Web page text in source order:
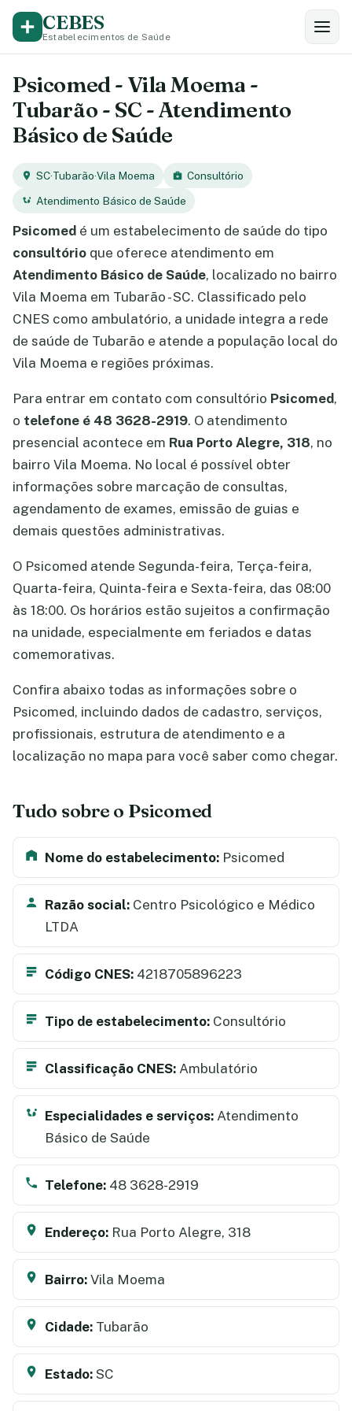
CEBES
Estabelecimentos de Saúde
Psicomed - Vila Moema -
Tubarão - SC - Atendimento
Básico de Saúde
SC·Tubarão·Vila Moema
Consultório
Atendimento Básico de Saúde
Psicomed é um estabelecimento de saúde do tipo
consultório que oferece atendimento em
Atendimento Básico de Saúde, localizado no bairro
Vila Moema em Tubarão - SC. Classificado pelo
CNES como ambulatório, a unidade integra a rede
de saúde de Tubarão e atende a população local do
Vila Moema e regiões próximas.
Para entrar em contato com consultório Psicomed,
o telefone é 48 3628-2919. O atendimento
presencial acontece em Rua Porto Alegre, 318, no
bairro Vila Moema. No local é possível obter
informações sobre marcação de consultas,
agendamento de exames, emissão de guias e
demais questões administrativas.
O Psicomed atende Segunda-feira, Terça-feira,
Quarta-feira, Quinta-feira e Sexta-feira, das 08:00
às 18:00. Os horários estão sujeitos a confirmação
na unidade, especialmente em feriados e datas
comemorativas.
Confira abaixo todas as informações sobre o
Psicomed, incluindo dados de cadastro, serviços,
profissionais, estrutura de atendimento e a
localização no mapa para você saber como chegar.
Tudo sobre o Psicomed
Nome do estabelecimento: Psicomed
Razão social: Centro Psicológico e Médico
LTDA
Código CNES: 4218705896223
Tipo de estabelecimento: Consultório
Classificação CNES: Ambulatório
Especialidades e serviços: Atendimento
Básico de Saúde
Telefone: 48 3628-2919
Endereço: Rua Porto Alegre, 318
Bairro: Vila Moema
Cidade: Tubarão
Estado: SC